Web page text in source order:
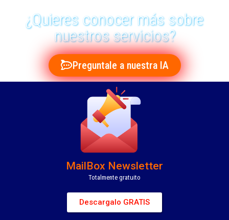
¿Quieres conocer más sobre
nuestros servicios?
Preguntale a nuestra IA
MailBox Newsletter
Totalmente gratuito
Descargalo GRATIS